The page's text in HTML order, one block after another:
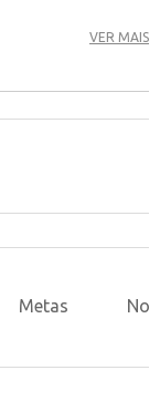
VER MAIS
Metas